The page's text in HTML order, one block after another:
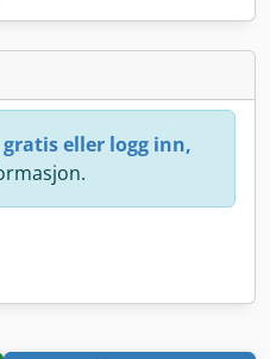
gratis eller logg inn,